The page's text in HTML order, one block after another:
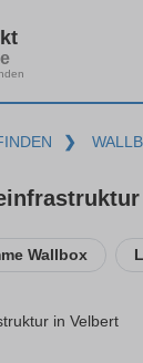
❯
Wallbox
in Velbert